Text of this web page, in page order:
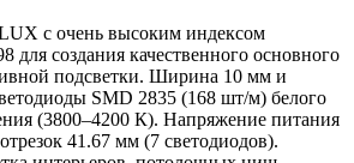
с очень высоким индексом
для создания качественного основного
подсветки. Ширина 10 мм и
SMD 2835 (168 шт/м) белого
(3800–4200 К). Напряжение питания
41.67 мм (7 светодиодов).